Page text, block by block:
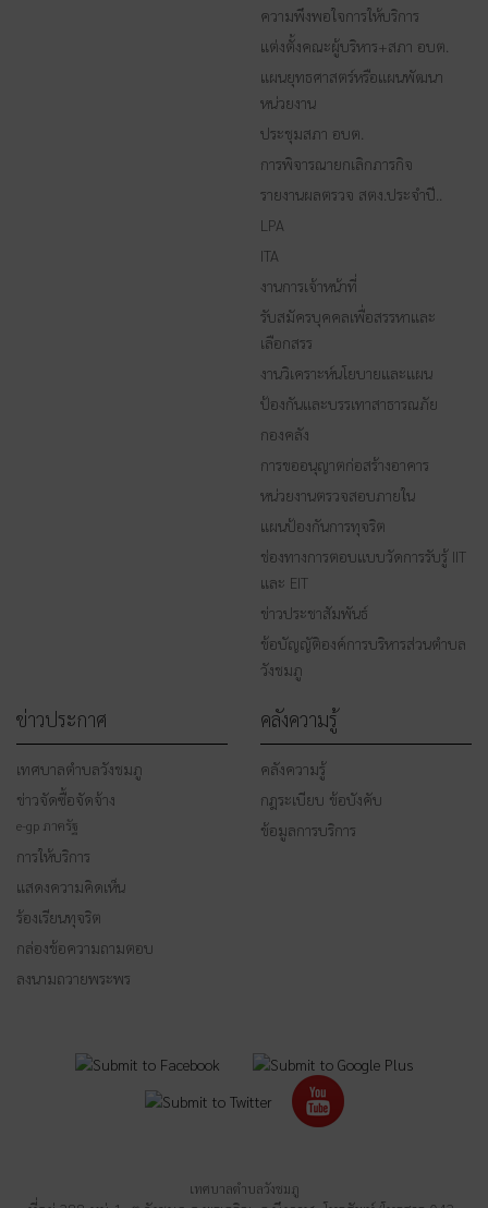
ความพึงพอใจการให้บริการ
แต่งตั้งคณะผู้บริหาร+สภา อบต.
แผนยุทธศาสตร์หรือแผนพัฒนา
หน่วยงาน
ประชุมสภา อบต.
การพิจารณายกเลิกภารกิจ
รายงานผลตรวจ สตง.ประจำปี..
LPA
ITA
งานการเจ้าหน้าที่
รับสมัครบุคคลเพื่อสรรหาและ
เลือกสรร
งานวิเคราะห์นโยบายและแผน
ป้องกันและบรรเทาสาธารณภัย
กองคลัง
การขออนุญาตก่อสร้างอาคาร
หน่วยงานตรวจสอบภายใน
แผนป้องกันการทุจริต
ช่องทางการตอบแบบวัดการรับรู้ IIT
และ EIT
ข่าวประชาสัมพันธ์
ข้อบัญญัติองค์การบริหารส่วนตำบล
วังชมภู
ข่าวประกาศ
เทศบาลตำบลวังชมภู
ข่าวจัดซื้อจัดจ้าง
e-gp ภาครัฐ
การให้บริการ
แสดงความคิดเห็น
ร้องเรียนทุจริต
กล่องข้อความถามตอบ
ลงนามถวายพระพร
คลังความรู้
คลังความรู้
กฎระเบียบ ข้อบังคับ
ข้อมูลการบริการ
เทศบาลตำบลวังชมภู